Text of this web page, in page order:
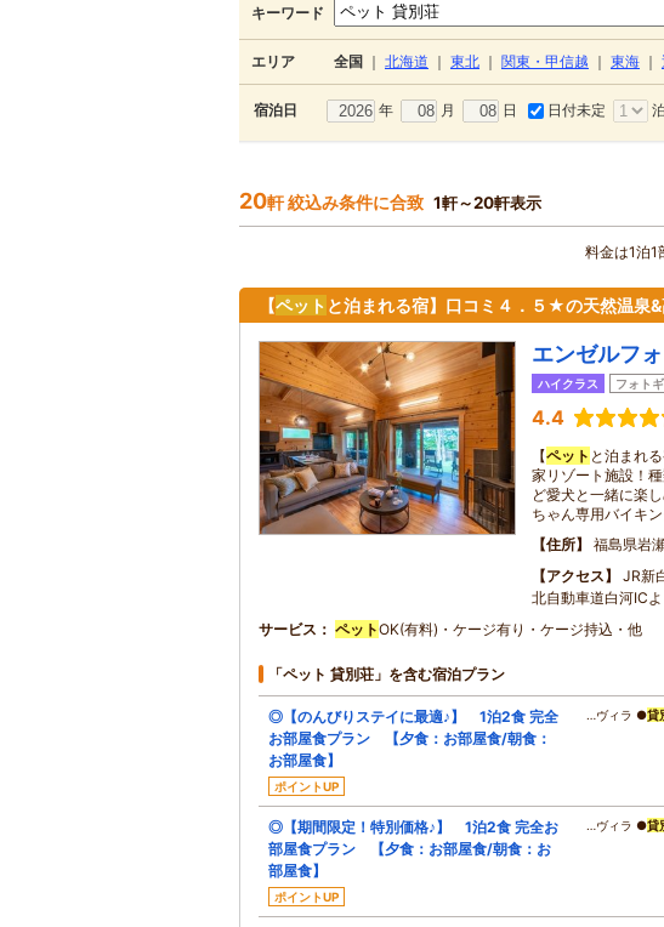
キーワード
エリア 全国 北海道 東北 関東・甲信越 東海
宿泊日 年 月 日 日付未定 泊
20軒 絞込み条件に合致 1軒～20軒表示
料金は1泊1
【ペット と泊まれる宿】口コミ４．５★の天然温泉
エンゼルフ
ハイクラス フォト
4.4
【ペット と泊まれ
家リゾート施設！
ど愛犬と一緒に楽
ちゃん専用バイキ
住所
福島県岩
アクセス
JR新
北自動車道白河ICよ
サービス ペットOK(有料)・ケージ有り・ケージ持込・他
「ペット 貸別荘」を含む宿泊プラン
◎【のんびりステイに最適♪】 1泊2食 完全
お部屋食プラン 【夕食：お部屋食/朝食：
お部屋食】
ポイントUP
…ヴィラ ●貸
◎【期間限定！特別価格♪】 1泊2食 完全お
部屋食プラン 【夕食：お部屋食/朝食：お
部屋食】
ポイントUP
…ヴィラ ●貸